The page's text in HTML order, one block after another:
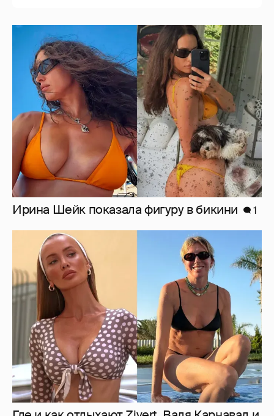
Ирина Шейк показала фигуру в бикини
Где и как отдыхают Zivert, Валя Карнавал и
дочери миллиардеров